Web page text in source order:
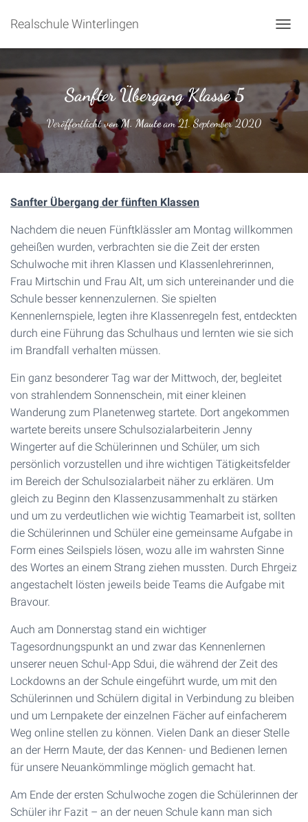
Realschule Winterlingen
Sanfter Übergang Klasse 5
Veröffentlicht vonM. Mauteam21. September 2020
Sanfter Übergang der fünften Klassen
Nachdem die neuen Fünftklässler am Montag willkommen
geheißen wurden, verbrachten sie die Zeit der ersten
Schulwoche mit ihren Klassen und Klassenlehrerinnen,
Frau Mirtschin und Frau Alt, um sich untereinander und die
Schule besser kennenzulernen. Sie spielten
Kennenlernspiele, legten ihre Klassenregeln fest, entdeckten
durch eine Führung das Schulhaus und lernten wie sie sich
im Brandfall verhalten müssen.
Ein ganz besonderer Tag war der Mittwoch, der, begleitet
von strahlendem Sonnenschein, mit einer kleinen
Wanderung zum Planetenweg startete. Dort angekommen
wartete bereits unsere Schulsozialarbeiterin Jenny
Wingerter auf die Schülerinnen und Schüler, um sich
persönlich vorzustellen und ihre wichtigen Tätigkeitsfelder
im Bereich der Schulsozialarbeit näher zu erklären. Um
gleich zu Beginn den Klassenzusammenhalt zu stärken
und um zu verdeutlichen wie wichtig Teamarbeit ist, sollten
die Schülerinnen und Schüler eine gemeinsame Aufgabe in
Form eines Seilspiels lösen, wozu alle im wahrsten Sinne
des Wortes an einem Strang ziehen mussten. Durch Ehrgeiz
angestachelt lösten jeweils beide Teams die Aufgabe mit
Bravour.
Auch am Donnerstag stand ein wichtiger
Tagesordnungspunkt an und zwar das Kennenlernen
unserer neuen Schul-App Sdui, die während der Zeit des
Lockdowns an der Schule eingeführt wurde, um mit den
Schülerinnen und Schülern digital in Verbindung zu bleiben
und um Lernpakete der einzelnen Fächer auf einfacherem
Weg online stellen zu können. Vielen Dank an dieser Stelle
an der Herrn Maute, der das Kennen- und Bedienen lernen
für unsere Neuankömmlinge möglich gemacht hat.
Am Ende der ersten Schulwoche zogen die Schülerinnen der
Schüler ihr Fazit – an der neuen Schule kann man sich